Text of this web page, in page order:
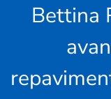
Bettina